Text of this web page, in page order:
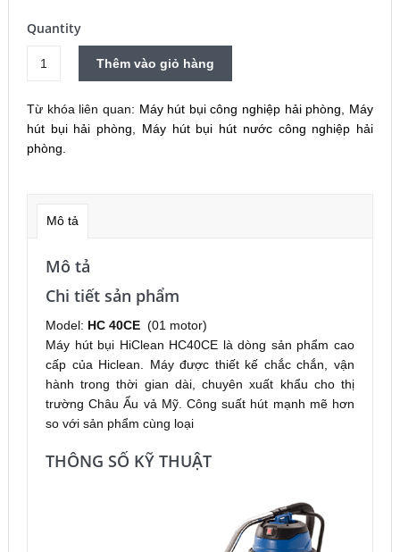
Quantity
công
nghiệp
HiClean
Thêm vào giỏ hàng
Từ khóa liên quan: Máy hút bụi công nghiệp hải phòng
Máy
hút bụi hải phòng
Máy hút bụi hút nước công nghiệp hải
phòng
Mô tả
Mô tả
Chi tiết sản phẩm
Model: HC 40CE (01 motor)
Máy hút bụi HiClean HC40CE là dòng sản phẩm cao
cấp của Hiclean. Máy được thiết kế chắc chắn, vận
hành trong thời gian dài, chuyên xuất khẩu cho thị
trường Châu Ẩu vả Mỹ. Công suất hút mạnh mẽ hơn
so với sản phẩm cùng loại
THÔNG SỐ KỸ THUẬT